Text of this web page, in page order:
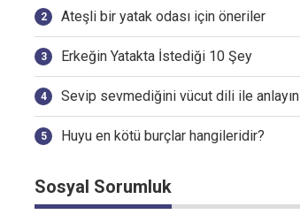
Ateşli bir yatak odası için öneriler
Erkeğin Yatakta İstediği 10 Şey
Sevip sevmediğini vücut dili ile anlayın
Huyu en kötü burçlar hangileridir?
Sosyal Sorumluk